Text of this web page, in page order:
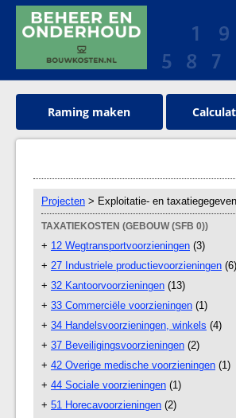
Raming maken
Projecten > Exploitatie- en
TAXATIEKOSTEN (GEBOUW (SFB 0))
+ 12 Wegtransportvoorzieningen (3)
+ 27 Industriele productievoorzieningen (6)
+ 32 Kantoorvoorzieningen (13)
+ 33 Commerciële voorzieningen (1)
+ 34 Handelsvoorzieningen, winkels (4)
+ 37 Beveiligingsvoorzieningen (2)
+ 42 Overige medische voorzieningen (1)
+ 44 Sociale voorzieningen (1)
+ 51 Horecavoorzieningen (2)